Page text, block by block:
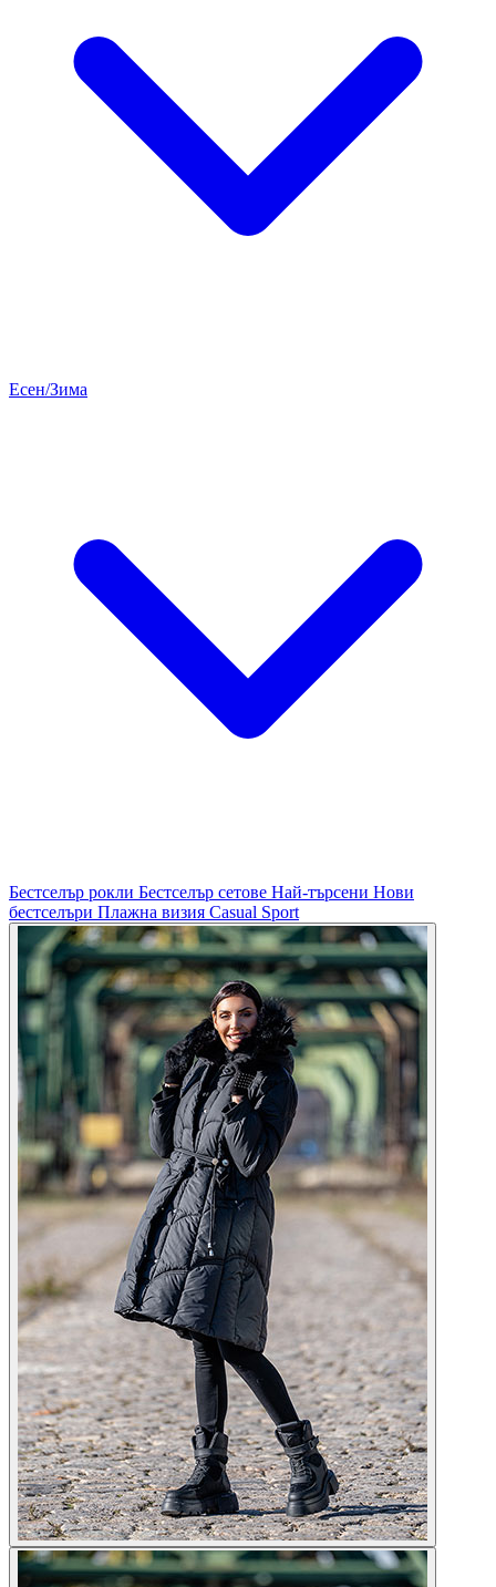
Есен/Зима
Бестселър рокли Бестселър сетове Най-търсени Нови
бестселъри Плажна визия Casual Sport